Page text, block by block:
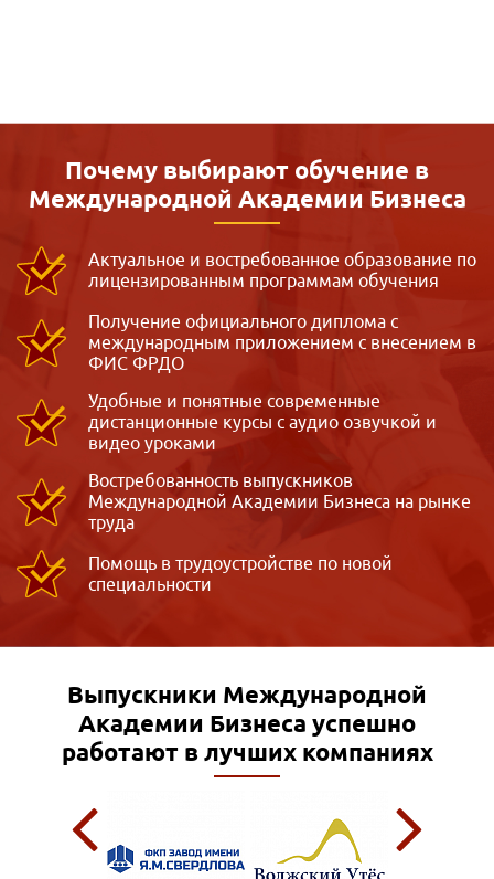
Почему выбирают обучение в
Международной Академии Бизнеса
Актуальное и востребованное образование по
лицензированным программам обучения
Получение официального диплома с
международным приложением с внесением в
ФИС ФРДО
Удобные и понятные современные
дистанционные курсы с аудио озвучкой и
видео уроками
Востребованность выпускников
Международной Академии Бизнеса на рынке
труда
Помощь в трудоустройстве по новой
специальности
Выпускники Международной
Академии Бизнеса успешно
работают в лучших компаниях